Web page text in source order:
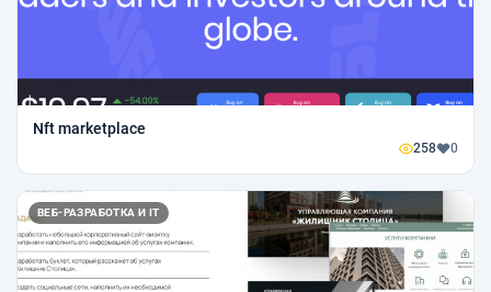
Nft marketplace
258 0
ВЕБ-РАЗРАБОТКА И IT